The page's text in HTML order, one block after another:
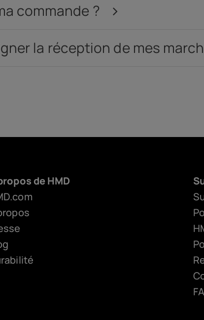
commande ?
la réception de mes
de HMD